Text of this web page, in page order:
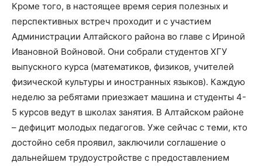
Кроме того, в настоящее время серия полезных и
перспективных встреч проходит и с участием
Администрации Алтайского района во главе с Ириной
Ивановной Войновой. Они собрали студентов ХГУ
выпускного курса (математиков, физиков, учителей
физической культуры и иностранных языков). Каждую
неделю за ребятами приезжает машина и студенты 4-
5 курсов ведут в школах занятия. В Алтайском районе
– дефицит молодых педагогов. Уже сейчас с теми, кто
достойно себя проявил, заключили соглашение о
дальнейшем трудоустройстве с предоставлением